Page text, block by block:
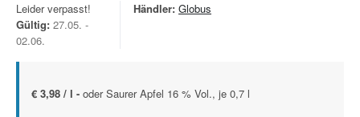
Leider verpasst!
Gültig: 27.05. -
02.06.
Händler: Globus
€ 3,98 / l - oder Saurer Apfel 16 % Vol., je 0,7 l